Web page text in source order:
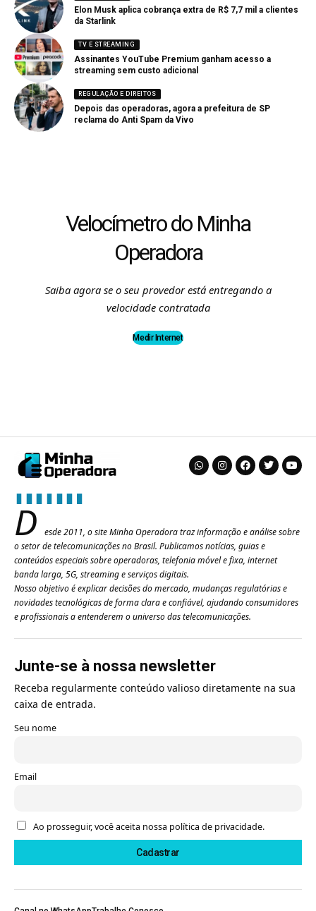
Elon Musk aplica cobrança extra de R$ 7,7 mil a clientes
da Starlink
TV E STREAMING
Assinantes YouTube Premium ganham acesso a
streaming sem custo adicional
REGULAÇÃO E DIREITOS
Depois das operadoras, agora a prefeitura de SP
reclama do Anti Spam da Vivo
Velocímetro do Minha
Operadora
Saiba agora se o seu provedor está entregando a
velocidade contratada
Medir Internet
D
esde 2011, o site Minha Operadora traz informação e análise sobre
o setor de telecomunicações no Brasil. Publicamos notícias, guias e
conteúdos especiais sobre operadoras, telefonia móvel e fixa, internet
banda larga, 5G, streaming e serviços digitais.
Nosso objetivo é explicar decisões do mercado, mudanças regulatórias e
novidades tecnológicas de forma clara e confiável, ajudando consumidores
e profissionais a entenderem o universo das telecomunicações.
Junte-se à nossa newsletter
Receba regularmente conteúdo valioso diretamente na sua
caixa de entrada.
Seu nome
Email
Ao prosseguir, você aceita nossa política de privacidade.